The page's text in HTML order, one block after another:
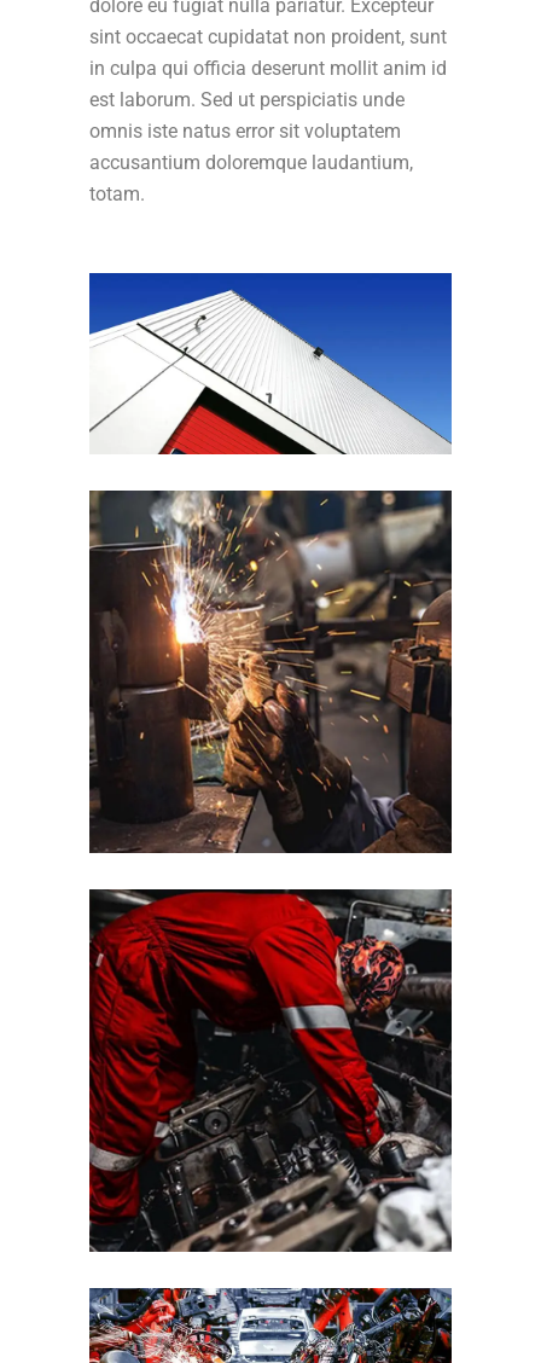
dolore eu fugiat nulla pariatur. Excepteur
sint occaecat cupidatat non proident, sunt
in culpa qui officia deserunt mollit anim id
est laborum. Sed ut perspiciatis unde
omnis iste natus error sit voluptatem
accusantium doloremque laudantium,
totam.